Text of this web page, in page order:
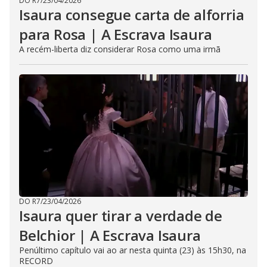
Isaura consegue carta de alforria
para Rosa | A Escrava Isaura
A recém-liberta diz considerar Rosa como uma irmã
DO R7/23/04/2026
Isaura quer tirar a verdade de
Belchior | A Escrava Isaura
Penúltimo capítulo vai ao ar nesta quinta (23) às 15h30, na
RECORD